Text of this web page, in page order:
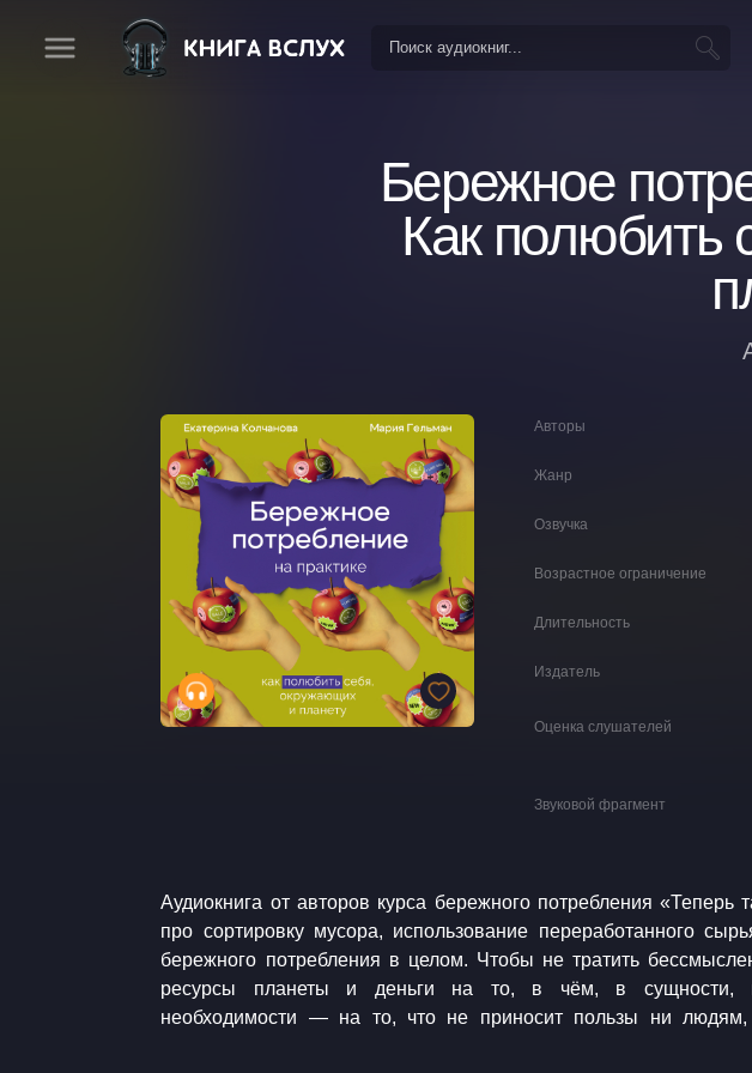
Бережное
Как полюбить
Авторы
Жанр
Озвучка
Возрастное ограничение
Длительность
Издатель
Оценка слушателей
Звуковой фрагмент
Аудиокнига от авторов курса бережного потребления «Теперь
про сортировку мусора, использование переработанного
бережного потребления в целом. Чтобы не тратить
ресурсы планеты и деньги на то, в чём, в сущности,
необходимости — на то, что не приносит пользы ни
окружающей среде, но требует сил и внимания. Вы узнаете,
развить альтернативные бытовые привычки, которые